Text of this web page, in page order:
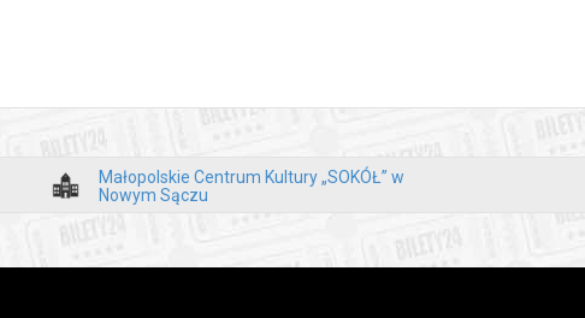
Małopolskie Centrum Kultury „SOKÓŁ” w
Nowym Sączu